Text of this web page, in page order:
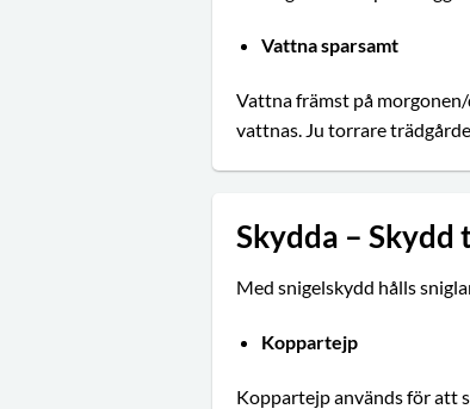
Vattna sparsamt
Vattna främst på
vattnas. Ju torrare
Skydda –
Med snigelskydd hålls
Koppartejp
Koppartejp används för att